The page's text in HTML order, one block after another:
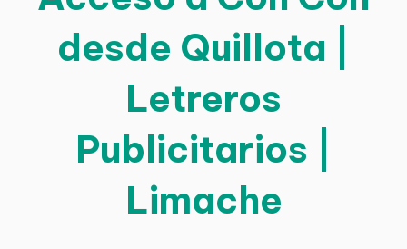
desde Quillota |
Letreros
Publicitarios |
Limache